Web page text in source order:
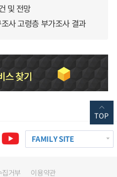
및 전망
사 고령층 부가조사 결과
FAMILY SITE
집거부 이용약관
TOP